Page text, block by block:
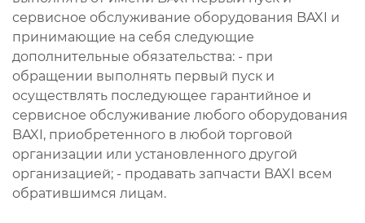
сервисное обслуживание оборудования BAXI и
принимающие на себя следующие
дополнительные обязательства: - при
обращении выполнять первый пуск и
осуществлять последующее гарантийное и
сервисное обслуживание любого оборудования
BAXI, приобретенного в любой торговой
организации или установленного другой
организацией; - продавать запчасти BAXI всем
обратившимся лицам.